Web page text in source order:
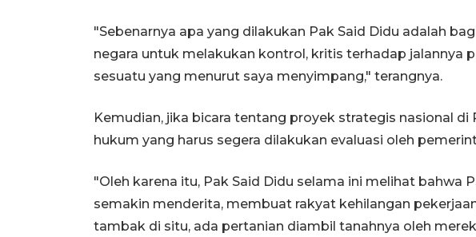
"Sebenarnya apa yang dilakukan Pak Said Didu adalah
negara untuk melakukan kontrol, kritis terhadap jalannya
sesuatu yang menurut saya menyimpang," terangnya.
Kemudian, jika bicara tentang proyek strategis nasional
hukum yang harus segera dilakukan evaluasi oleh
"Oleh karena itu, Pak Said Didu selama ini melihat bahwa
semakin menderita, membuat rakyat kehilangan
tambak di situ, ada pertanian diambil tanahnya oleh